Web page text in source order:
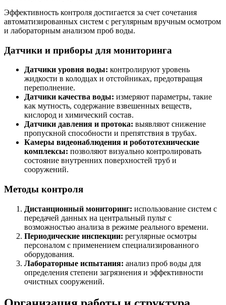
Эффективность контроля достигается за счет сочетания
автоматизированных систем с регулярным вручным осмотром
и лабораторным анализом проб воды.
Датчики и приборы для мониторинга
Датчики уровня воды: контролируют уровень
жидкости в колодцах и отстойниках, предотвращая
переполнение.
Датчики качества воды: измеряют параметры, такие
как мутность, содержание взвешенных веществ,
кислород и химический состав.
Датчики давления и протока: выявляют снижение
пропускной способности и препятствия в трубах.
Камеры видеонаблюдения и робототехнические
комплексы: позволяют визуально контролировать
состояние внутренних поверхностей труб и
сооружений.
Методы контроля
Дистанционный мониторинг: использование систем с
передачей данных на центральный пульт с
возможностью анализа в режиме реального времени.
Периодические инспекции: регулярные осмотры
персоналом с применением специализированного
оборудования.
Лабораторные испытания: анализ проб воды для
определения степени загрязнения и эффективности
очистных сооружений.